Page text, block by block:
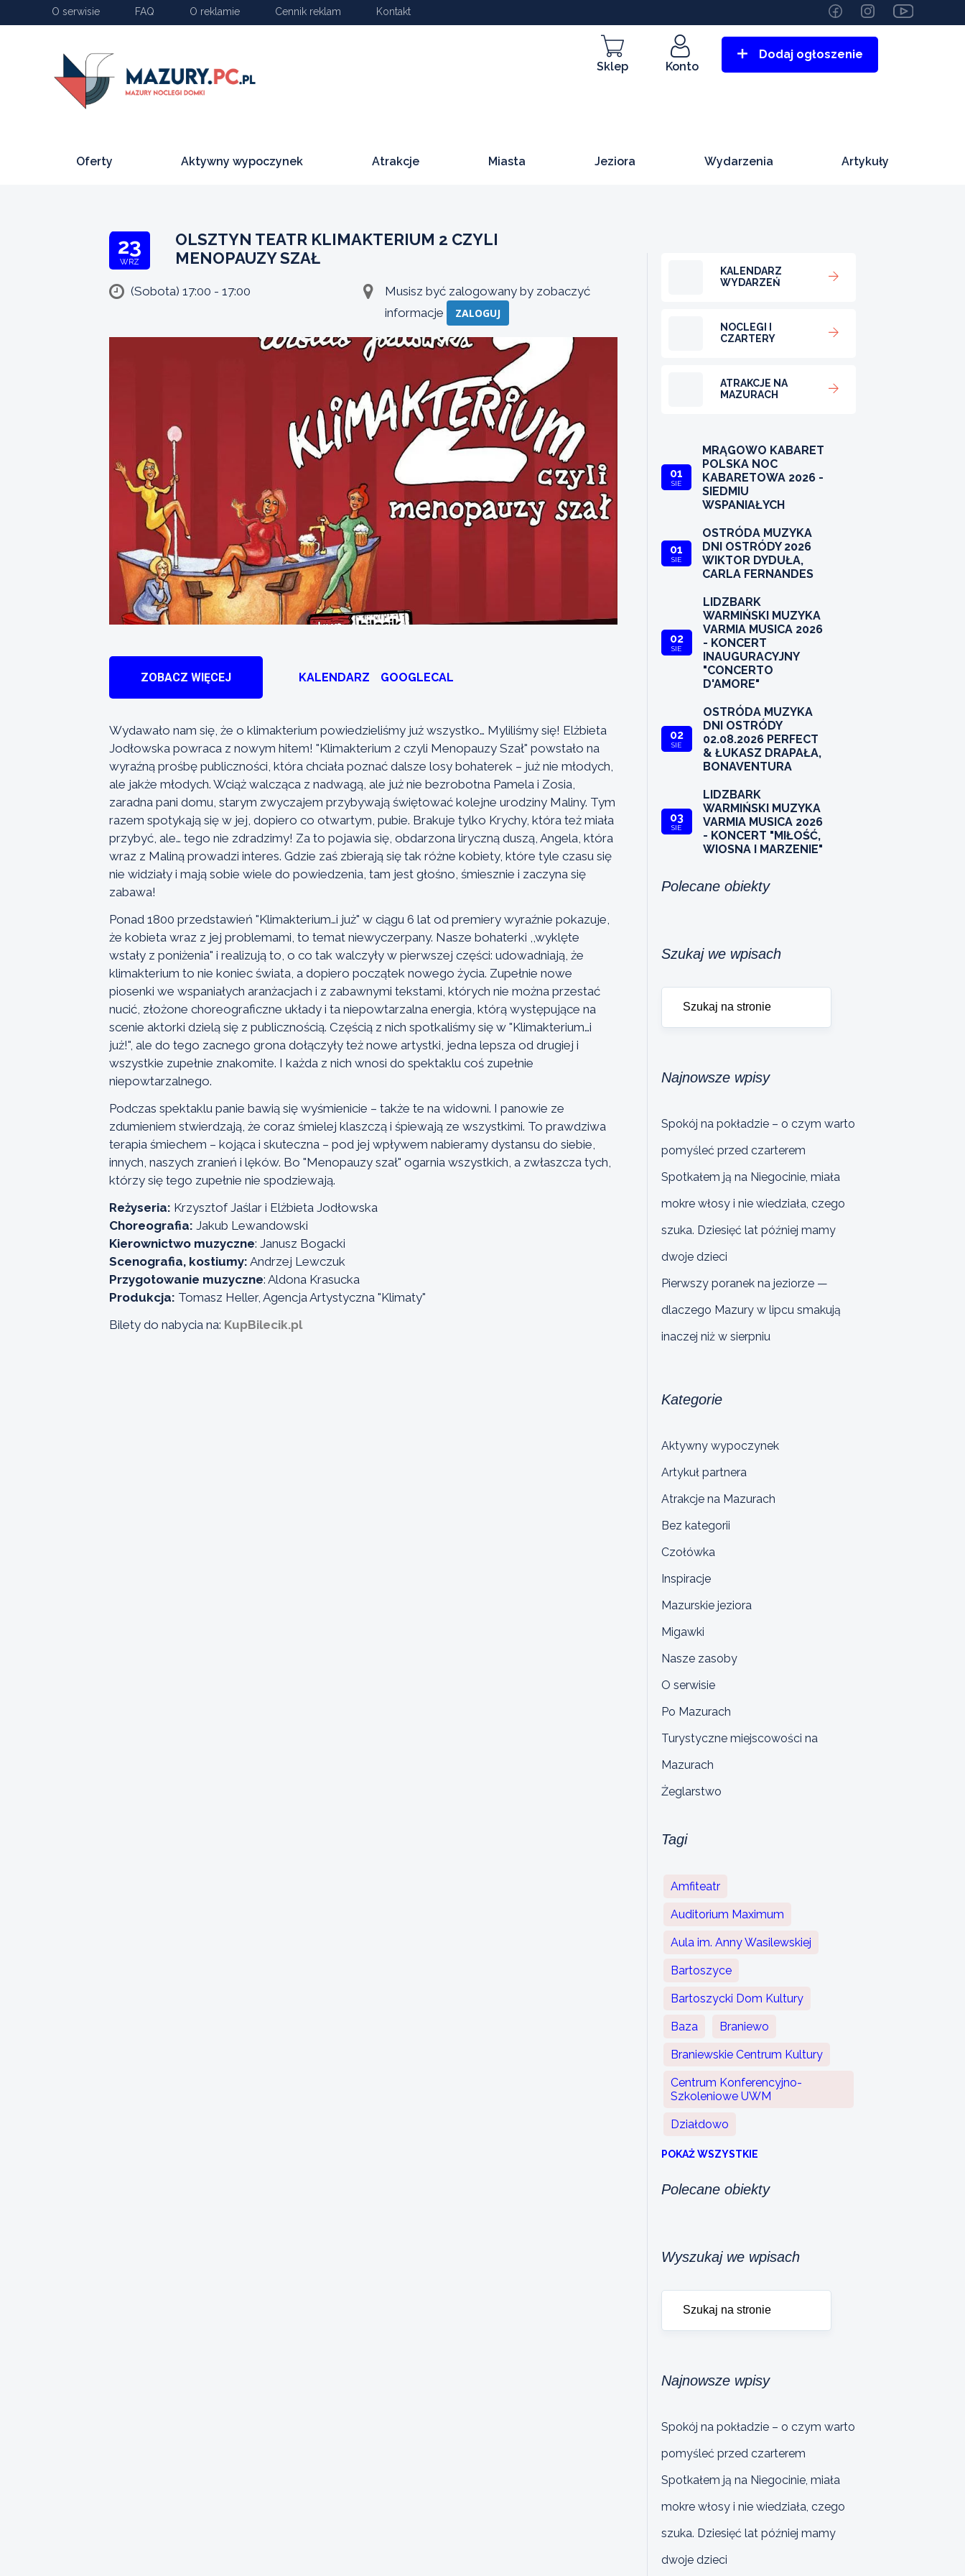
O serwisie FAQ O reklamie Cennik reklam Kontakt
Sklep Konto
Dodaj ogłoszenie
Oferty Aktywny wypoczynek Atrakcje Miasta Jeziora Wydarzenia Artykuły
23
WRZ
OLSZTYN TEATR KLIMAKTERIUM 2 CZYLI
MENOPAUZY SZAŁ
(Sobota) 17:00 - 17:00
Musisz być zalogowany by zobaczyć
informacje
ZALOGUJ
ZOBACZ WIĘCEJ KALENDARZ GOOGLECAL
Wydawało nam się, że o klimakterium powiedzieliśmy już wszystko… Myliliśmy się! Elżbieta
Jodłowska powraca z nowym hitem! "Klimakterium 2 czyli Menopauzy Szał" powstało na
wyraźną prośbę publiczności, która chciała poznać dalsze losy bohaterek – już nie młodych,
ale jakże młodych. Wciąż walcząca z nadwagą, ale już nie bezrobotna Pamela i Zosia,
zaradna pani domu, starym zwyczajem przybywają świętować kolejne urodziny Maliny. Tym
razem spotykają się w jej, dopiero co otwartym, pubie. Brakuje tylko Krychy, która też miała
przybyć, ale… tego nie zdradzimy! Za to pojawia się, obdarzona liryczną duszą, Angela, która
wraz z Maliną prowadzi interes. Gdzie zaś zbierają się tak różne kobiety, które tyle czasu się
nie widziały i mają sobie wiele do powiedzenia, tam jest głośno, śmiesznie i zaczyna się
zabawa!
Ponad 1800 przedstawień "Klimakterium…i już" w ciągu 6 lat od premiery wyraźnie pokazuje,
że kobieta wraz z jej problemami, to temat niewyczerpany. Nasze bohaterki ,,wyklęte
wstały z poniżenia" i realizują to, o co tak walczyły w pierwszej części: udowadniają, że
klimakterium to nie koniec świata, a dopiero początek nowego życia. Zupełnie nowe
piosenki we wspaniałych aranżacjach i z zabawnymi tekstami, których nie można przestać
nucić, złożone choreograficzne układy i ta niepowtarzalna energia, którą występujące na
scenie aktorki dzielą się z publicznością. Częścią z nich spotkaliśmy się w "Klimakterium…i
już!", ale do tego zacnego grona dołączyły też nowe artystki, jedna lepsza od drugiej i
wszystkie zupełnie znakomite. I każda z nich wnosi do spektaklu coś zupełnie
niepowtarzalnego.
Podczas spektaklu panie bawią się wyśmienicie – także te na widowni. I panowie ze
zdumieniem stwierdzają, że coraz śmielej klaszczą i śpiewają ze wszystkimi. To prawdziwa
terapia śmiechem – kojąca i skuteczna – pod jej wpływem nabieramy dystansu do siebie,
innych, naszych zranień i lęków. Bo "Menopauzy szał" ogarnia wszystkich, a zwłaszcza tych,
którzy się tego zupełnie nie spodziewają.
Reżyseria: Krzysztof Jaślar i Elżbieta Jodłowska
Choreografia: Jakub Lewandowski
Kierownictwo muzyczne: Janusz Bogacki
Scenografia, kostiumy: Andrzej Lewczuk
Przygotowanie muzyczne: Aldona Krasucka
Produkcja: Tomasz Heller, Agencja Artystyczna "Klimaty"
Bilety do nabycia na: KupBilecik.pl
KALENDARZ
WYDARZEŃ
NOCLEGI I
CZARTERY
ATRAKCJE NA
MAZURACH
01
SIE
MRĄGOWO KABARET
POLSKA NOC
KABARETOWA 2026 -
SIEDMIU
WSPANIAŁYCH
01
SIE
OSTRÓDA MUZYKA
DNI OSTRÓDY 2026
WIKTOR DYDUŁA,
CARLA FERNANDES
02
SIE
LIDZBARK
WARMIŃSKI MUZYKA
VARMIA MUSICA 2026
- KONCERT
INAUGURACYJNY
"CONCERTO
D'AMORE"
02
SIE
OSTRÓDA MUZYKA
DNI OSTRÓDY
02.08.2026 PERFECT
& ŁUKASZ DRAPAŁA,
BONAVENTURA
03
SIE
LIDZBARK
WARMIŃSKI MUZYKA
VARMIA MUSICA 2026
- KONCERT "MIŁOŚĆ,
WIOSNA I MARZENIE"
Polecane obiekty
Szukaj we wpisach
Najnowsze wpisy
Spokój na pokładzie – o czym warto
pomyśleć przed czarterem
Spotkałem ją na Niegocinie, miała
mokre włosy i nie wiedziała, czego
szuka. Dziesięć lat później mamy
dwoje dzieci
Pierwszy poranek na jeziorze —
dlaczego Mazury w lipcu smakują
inaczej niż w sierpniu
Kategorie
Aktywny wypoczynek
Artykuł partnera
Atrakcje na Mazurach
Bez kategorii
Czołówka
Inspiracje
Mazurskie jeziora
Migawki
Nasze zasoby
O serwisie
Po Mazurach
Turystyczne miejscowości na
Mazurach
Żeglarstwo
Tagi
Amfiteatr
Auditorium Maximum
Aula im. Anny Wasilewskiej
Bartoszyce
Bartoszycki Dom Kultury
Baza Braniewo
Braniewskie Centrum Kultury
Centrum Konferencyjno-
Szkoleniowe UWM
Działdowo
POKAŻ WSZYSTKIE
Polecane obiekty
Wyszukaj we wpisach
Najnowsze wpisy
Spokój na pokładzie – o czym warto
pomyśleć przed czarterem
Spotkałem ją na Niegocinie, miała
mokre włosy i nie wiedziała, czego
szuka. Dziesięć lat później mamy
dwoje dzieci